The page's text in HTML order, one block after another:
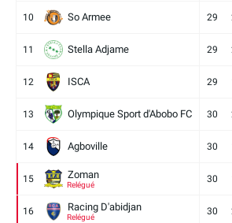
10 So Armee 29
11 Stella Adjame 29
12 ISCA 29
13 Olympique Sport d'Abobo FC 30
14 Agboville 30
15 Zoman
Relégué
30
16 Racing D'abidjan
Relégué
30